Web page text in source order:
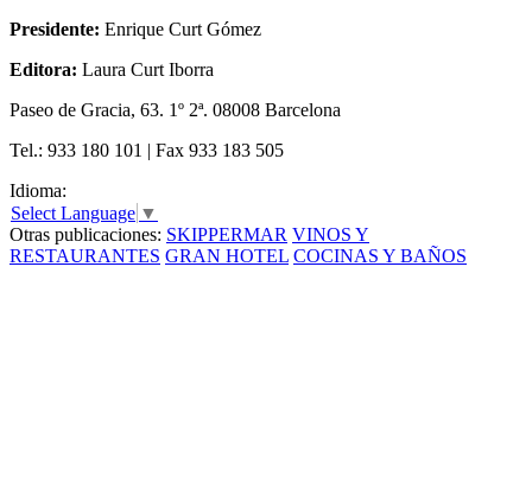
Presidente: Enrique Curt Gómez
Editora: Laura Curt Iborra
Paseo de Gracia, 63. 1º 2ª. 08008 Barcelona
Tel.: 933 180 101 | Fax 933 183 505
Idioma:
Select Language ▼
Otras publicaciones: SKIPPERMAR VINOS Y
RESTAURANTES GRAN HOTEL COCINAS Y BAÑOS